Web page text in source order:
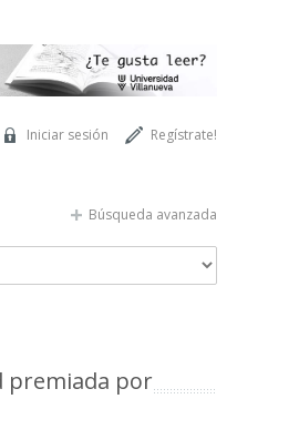
Regístrate!
Iniciar sesión
Búsqueda avanzada
premiada por